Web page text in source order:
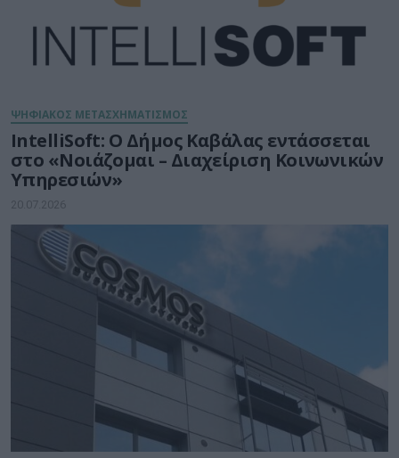
ΨΗΦΙΑΚΟΣ ΜΕΤΑΣΧΗΜΑΤΙΣΜΟΣ
IntelliSoft: Ο Δήμος Καβάλας εντάσσεται
στο «Νοιάζομαι – Διαχείριση Κοινωνικών
Υπηρεσιών»
20.07.2026